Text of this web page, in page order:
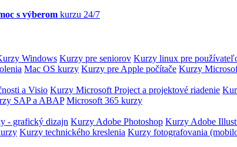
s výberom kurzu 24/7
Windows Kurzy pre seniorov Kurzy linux pre
Mac OS kurzy Kurzy pre Apple počítače Kurzy
a Visio Kurzy Microsoft Project a projektové riadenie
SAP a ABAP Microsoft 365 kurzy
- grafický dizajn Kurzy Adobe Photoshop Kurzy Adobe
Kurzy technického kreslenia Kurzy fotografovania